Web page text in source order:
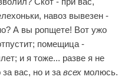
навоз вывезен -
А вы ропщете! Вот ужо
помещица -
и я тоже... разве я не
вас, но и за всех молюсь.